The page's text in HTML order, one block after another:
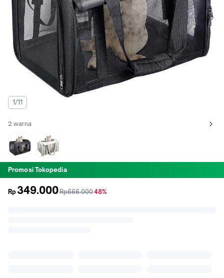
1/11
Lihat semua variant:
2 warna
Hitam Putih
Promosi Tokopedia
Rp 349.000sebelum
Rp666.000diskon
48%